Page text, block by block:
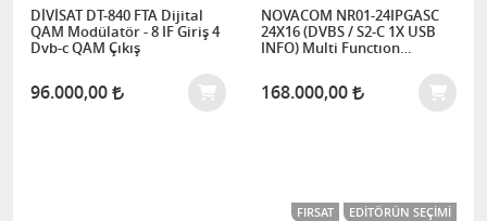
DİVİSAT DT-840 FTA Dijital
QAM Modülatör - 8 IF Giriş 4
Dvb-c QAM Çıkış
96.000,00
NOVACOM NR01-24IPGASC
24X16 (DVBS / S2-C 1X USB
INFO) Multi Functıon
168.000,00
FIRSAT
EDITÖRÜN SEÇIMI